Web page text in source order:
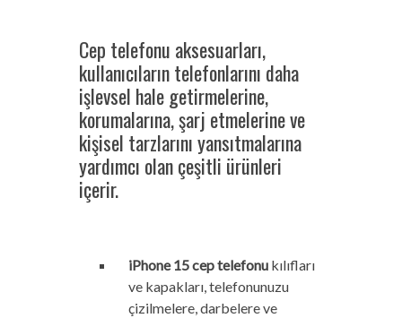
Cep telefonu aksesuarları,
kullanıcıların telefonlarını daha
işlevsel hale getirmelerine,
korumalarına, şarj etmelerine ve
kişisel tarzlarını yansıtmalarına
yardımcı olan çeşitli ürünleri
içerir.
iPhone 15 cep telefonukılıfları
ve kapakları, telefonunuzu
çizilmelere, darbelere ve